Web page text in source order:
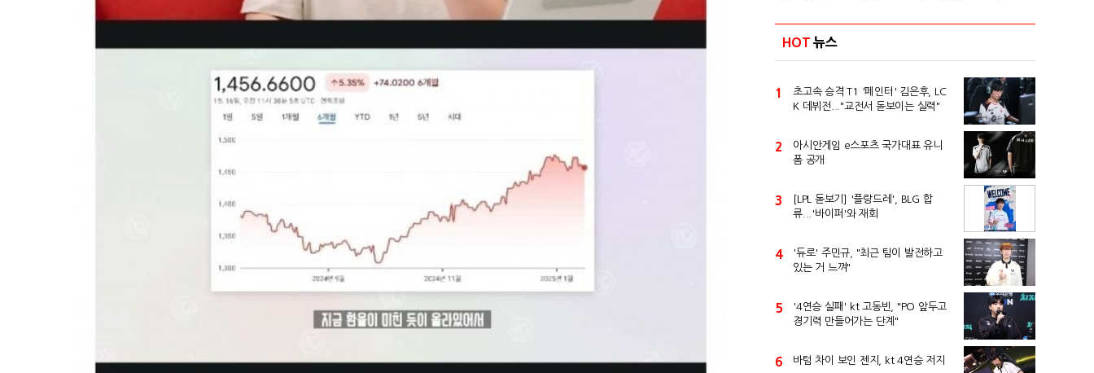
HOT 뉴스
1
초고속 승격 T1 '페인터' 김은후, LC
K 데뷔전..."교전서 돋보이는 실력"
2
아시안게임 e스포츠 국가대표 유니
폼 공개
3
[LPL 돋보기] '플랑드레', BLG 합
류...'바이퍼'와 재회
4
'듀로' 주민규, "최근 팀이 발전하고
있는 거 느껴"
5
'4연승 실패' kt 고동빈, "PO 앞두고
경기력 만들어가는 단계"
6 바텀 차이 보인 젠지, kt 4연승 저지